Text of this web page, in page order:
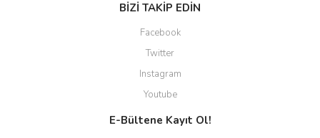
BİZİ TAKİP EDİN
Facebook
Twitter
Instagram
Youtube
E-Bültene Kayıt Ol!